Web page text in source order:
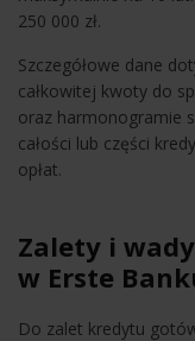
250 000 zł.
Szczegółowe dane
całkowitej kwoty do
oraz harmonogramie
całości lub części
opłat.
Zalety i
w Erste
Do zalet kredytu